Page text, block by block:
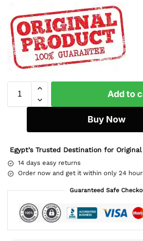
Add to
Buy Now
Egypt’s Trusted Destination for
14 days easy returns
Order now and get it within only 24
Guaranteed Safe